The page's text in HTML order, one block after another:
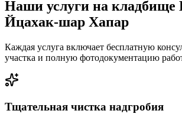
Наши услуги на кладбище
Йцахак-шар Хапар
Каждая услуга включает бесплатную
участка и полную фотодокументацию
Тщательная чистка надгробия